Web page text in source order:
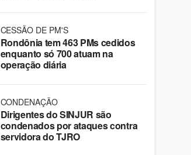
CESSÃO DE PM'S
Rondônia tem 463 PMs cedidos
enquanto só 700 atuam na
operação diária
CONDENAÇÃO
Dirigentes do SINJUR são
condenados por ataques contra
servidora do TJRO